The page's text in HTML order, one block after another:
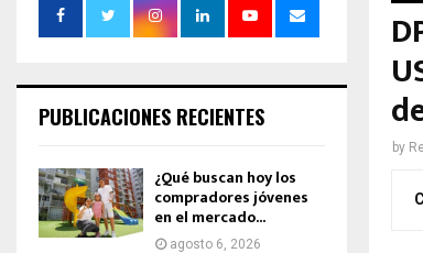
by
PUBLICACIONES RECIENTES
¿Qué buscan hoy los
compradores jóvenes
en el mercado...
agosto 6, 2026